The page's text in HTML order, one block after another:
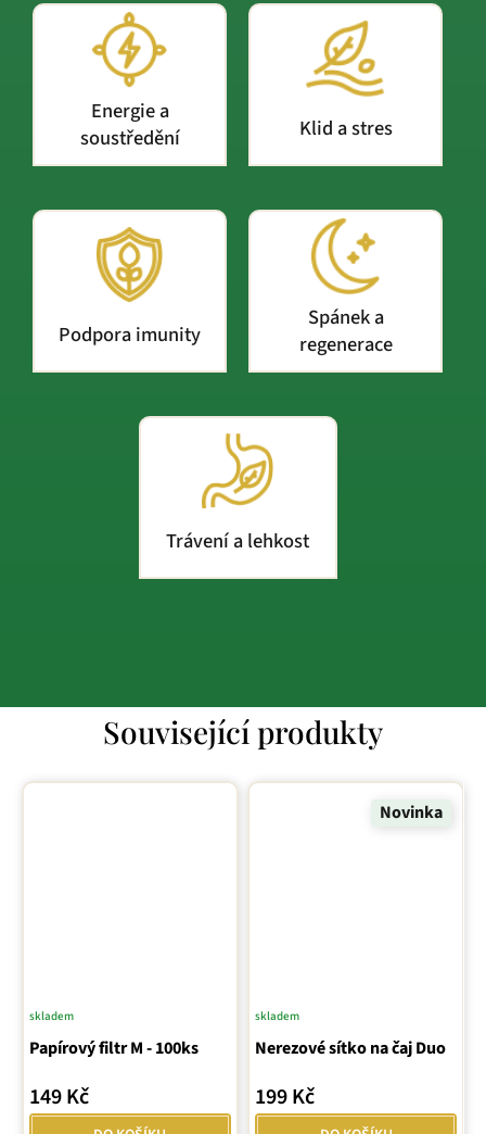
Energie a
soustředění
Klid a stres
Podpora imunity
Spánek a
regenerace
Trávení a lehkost
Související produkty
Papírový filtr M - 100ks
Průměrné
hodnocení
je
skladem
149 Kč
Novinka
Nerezové sítko na čaj Duo
skladem
199 Kč